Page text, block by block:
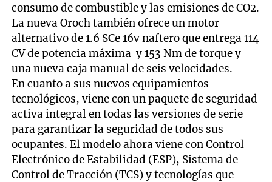
consumo de combustible y las emisiones de CO2.
La nueva Oroch también ofrece un motor
alternativo de 1.6 SCe 16v naftero que entrega 114
CV de potencia máxima y 153 Nm de torque y
una nueva caja manual de seis velocidades.
En cuanto a sus nuevos equipamientos
tecnológicos, viene con un paquete de seguridad
activa integral en todas las versiones de serie
para garantizar la seguridad de todos sus
ocupantes. El modelo ahora viene con Control
Electrónico de Estabilidad (ESP), Sistema de
Control de Tracción (TCS) y tecnologías que